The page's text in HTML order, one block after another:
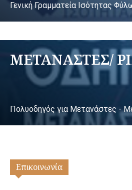
Γενική Γραμματεία Ισότητας
ΜΕΤΑΝΑΣΤΕΣ/
Πολυοδηγός για Μετανάστες -
Επικοινωνία